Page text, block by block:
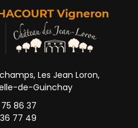
Les Jean Loron,
de-Guinchay
86 37
77 49